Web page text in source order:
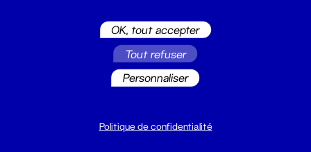
Du lundi au vendredi 14h → 18h
OK, tout accepter
Tout refuser
Personnaliser
Politique de confidentialité